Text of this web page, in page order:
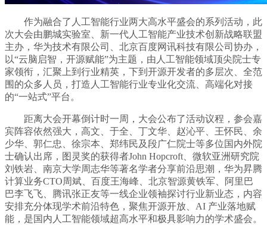
作为融合了人工智能行业两大高水平盛会的系列活动，此
次大会由鹏城实验室、新一代人工智能产业技术创新战略联盟
主办，华为技术有限公司、北京百度网讯科技有限公司协办，
以“云脑启智，开源赋能”为主题，由人工智能领域顶尖院士专
家领衔，汇聚上到行业精英，下到开源开发者的多层次、全范
围的众多人员，打造人工智能行业专业化交流、高端化对接
的“一站式”平台。
距离大会开幕倒计时一周，大会公布了活动议程，参会嘉
宾阵容依然强大，高文、于全、丁文华、赵沁平、王怀民、余
少华、郭仁忠、徐宗本、郑纬民及段广仁院士等多位国内外院
士确认出席，图灵奖的获得者John Hopcroft、微软亚洲研究院
刘铁岩、南京大学周志华等著名学者分享前沿思潮，华为昇腾
计算业务CTO周斌、百度王海峰、北京智源黄铁军、阿里巴
巴李飞飞、腾讯张正友等一线企业领袖探讨行业新业态，内容
安排充分体现学术前沿特色，聚焦开源开放、AI 产业落地赋
能，是国内人工智能领域超高水平和极具影响力的学术盛会。